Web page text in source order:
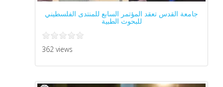
جامعة القدس تعقد المؤتمر السابع للمنتدى الفلسطيني
للبحوث الطبية
362 views